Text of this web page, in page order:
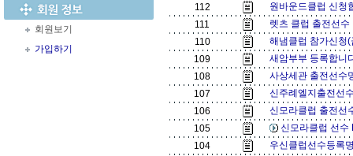
회원보기
가입하기
112
원바운드클럽 신
111
렛츠 클럽 출전선
110
해냄클럽 참가신청
109
새암부부 등록합니
108
사상세관 출전선수
107
신주례엘지출전선
106
신모라클럽 출전선
105
신모라클럽 선
104
우신클럽선수등록